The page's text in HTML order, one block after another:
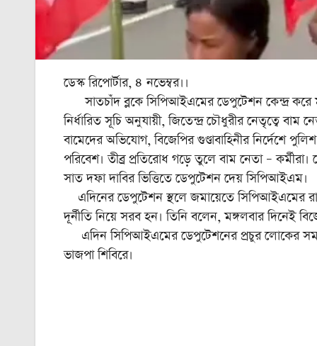
ডেস্ক রিপোর্টার, ৪ নভেম্বর।।
সাতচাঁদ ব্লকে সিপিআইএমের ডেপুটেশন কেন্দ্র করে
নির্ধারিত সূচি অনুযায়ী, জিতেন্দ্র চৌধুরীর নেতৃত্বে বাম
বামেদের অভিযোগ, বিজেপির গুণ্ডাবাহিনীর নির্দেশে
পরিবেশ। তীব্র প্রতিরোধ গড়ে তুলে বাম নেতা – কর্মীরা।
সাত দফা দাবির ভিত্তিতে ডেপুটেশন দেয় সিপিআইএম।
এদিনের ডেপুটেশন স্থলে জমায়েতে সিপিআইএমের
দূর্নীতি নিয়ে সরব হন। তিনি বলেন, মঙ্গলবার দিনেই
এদিন সিপিআইএমের ডেপুটেশনের প্রচুর লোকের
ভাজপা শিবিরে।